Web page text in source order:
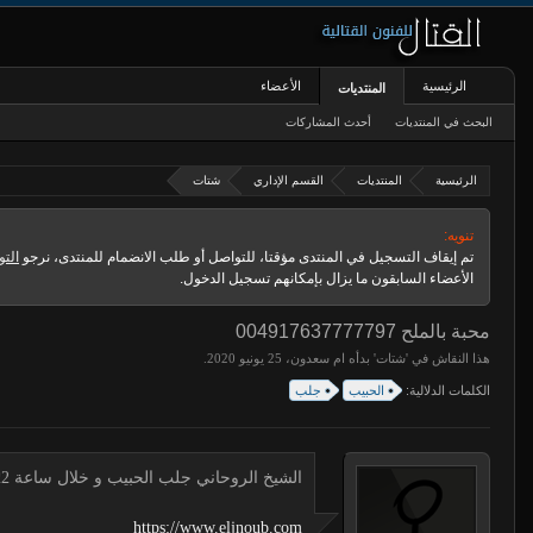
الرئيسية المنتديات القسم الإداري شتات
تنويه:
تم إيقاف التسجيل في المنتدى مؤقتا، للتواصل أو طلب الانضمام للمنتدى، نرجو
الأعضاء السابقون ما يزال بإمكانهم تسجيل الدخول.
محبة بالملح 004917637777797
هذا النقاش في 'شتات' بدأه ام سعدون،
الكلمات الدلالية: الحبيب جلب
الشيخ الروحاني جلب الحبيب و خلال ساعة 00491634511222 لجلب الحبيب
https://www.eljnoub.com
الرئيسية المنتديات
البحث في المنتديات أحدث المشاركات
الأعضاء